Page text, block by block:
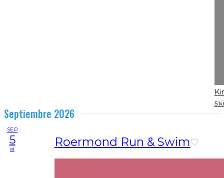
5
Septiembre 2026
SEP
5
sá Roermond Run & Swim